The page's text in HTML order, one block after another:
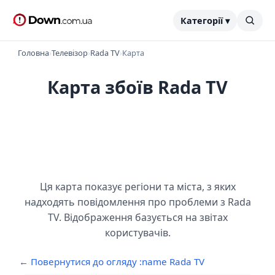
Категорії ▾
Головна›Телевізор›Rada TV›Карта
Карта збоїв Rada TV
Ця карта показує регіони та міста, з яких
надходять повідомлення про проблеми з Rada
TV. Відображення базується на звітах
користувачів.
← Повернутися до огляду :name Rada TV